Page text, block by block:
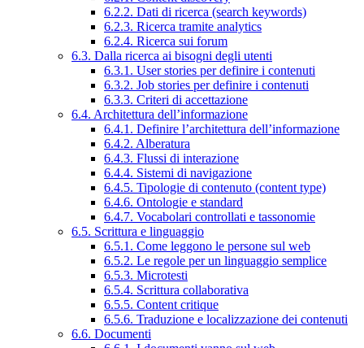
6.2.2. Dati di ricerca (search keywords)
6.2.3. Ricerca tramite analytics
6.2.4. Ricerca sui forum
6.3. Dalla ricerca ai bisogni degli utenti
6.3.1. User stories per definire i contenuti
6.3.2. Job stories per definire i contenuti
6.3.3. Criteri di accettazione
6.4. Architettura dell’informazione
6.4.1. Definire l’architettura dell’informazione
6.4.2. Alberatura
6.4.3. Flussi di interazione
6.4.4. Sistemi di navigazione
6.4.5. Tipologie di contenuto (content type)
6.4.6. Ontologie e standard
6.4.7. Vocabolari controllati e tassonomie
6.5. Scrittura e linguaggio
6.5.1. Come leggono le persone sul web
6.5.2. Le regole per un linguaggio semplice
6.5.3. Microtesti
6.5.4. Scrittura collaborativa
6.5.5. Content critique
6.5.6. Traduzione e localizzazione dei contenuti
6.6. Documenti